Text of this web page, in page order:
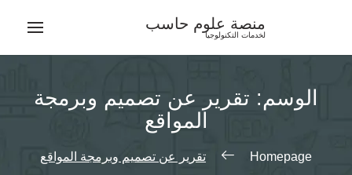
منصة علوم حاسب
لخدمات التكنولوجيا
الوسم: تقرير عن تصميم وبرمجة
المواقع
Homepage تقرير عن تصميم وبرمجة المواقع